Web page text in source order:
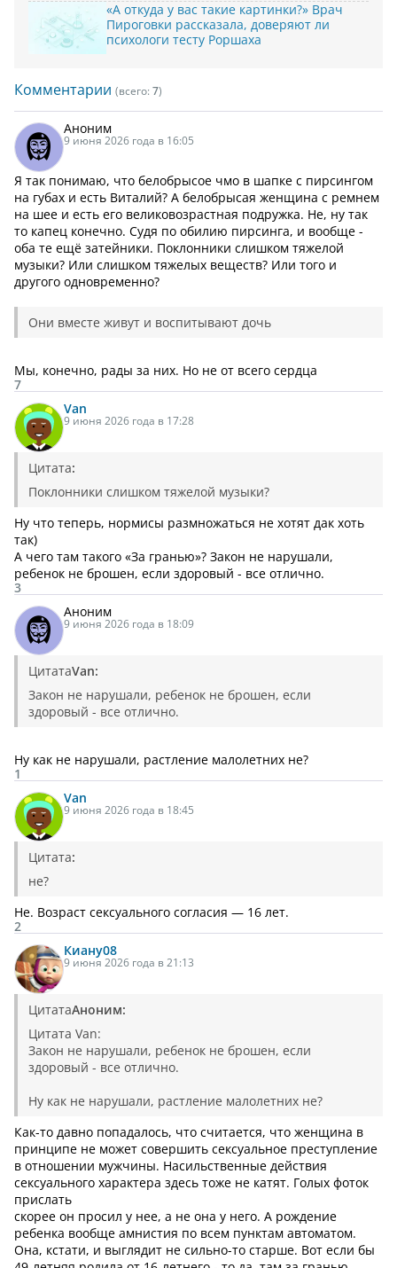
«А откуда у вас такие картинки?» Врач
Пироговки рассказала, доверяют ли
психологи тесту Роршаха
Комментарии (всего: 7)
Аноним
9 июня 2026 года в 16:05
Я так понимаю, что белобрысое чмо в шапке с пирсингом
на губах и есть Виталий? А белобрысая женщина с ремнем
на шее и есть его великовозрастная подружка. Не, ну так
то капец конечно. Судя по обилию пирсинга, и вообще -
оба те ещё затейники. Поклонники слишком тяжелой
музыки? Или слишком тяжелых веществ? Или того и
другого одновременно?
Они вместе живут и воспитывают дочь
Мы, конечно, рады за них. Но не от всего сердца
7
Van
9 июня 2026 года в 17:28
Цитата:
Поклонники слишком тяжелой музыки?
Ну что теперь, нормисы размножаться не хотят дак хоть
так)
А чего там такого «За гранью»? Закон не нарушали,
ребенок не брошен, если здоровый - все отлично.
3
Аноним
9 июня 2026 года в 18:09
ЦитатаVan:
Закон не нарушали, ребенок не брошен, если
здоровый - все отлично.
Ну как не нарушали, растление малолетних не?
1
Van
9 июня 2026 года в 18:45
Цитата:
не?
Не. Возраст сексуального согласия — 16 лет.
2
Киану08
9 июня 2026 года в 21:13
ЦитатаАноним:
Цитата Van:
Закон не нарушали, ребенок не брошен, если
здоровый - все отлично.
Ну как не нарушали, растление малолетних не?
Как-то давно попадалось, что считается, что женщина в
принципе не может совершить сексуальное преступление
в отношении мужчины. Насильственные действия
сексуального характера здесь тоже не катят. Голых фоток
прислать
скорее он просил у нее, а не она у него. А рождение
ребенка вообще амнистия по всем пунктам автоматом.
Она, кстати, и выглядит не сильно-то старше. Вот если бы